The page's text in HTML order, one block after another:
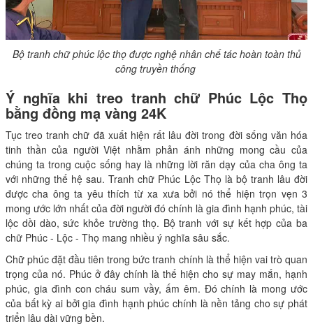
Bộ tranh chữ phúc lộc thọ được nghệ nhân chế tác hoàn toàn thủ
công truyền thống
Ý nghĩa khi treo tranh chữ Phúc Lộc Thọ
bằng đồng mạ vàng 24K
Tục treo tranh chữ đã xuất hiện rất lâu đời trong đời sống văn hóa
tinh thần của người Việt nhằm phản ánh những mong cầu của
chúng ta trong cuộc sống hay là những lời răn dạy của cha ông ta
với những thế hệ sau. Tranh chữ Phúc Lộc Thọ là bộ tranh lâu đời
được cha ông ta yêu thích từ xa xưa bởi nó thể hiện trọn vẹn 3
mong ước lớn nhất của đời người đó chính là gia đình hạnh phúc, tài
lộc dồi dào, sức khỏe trường thọ. Bộ tranh với sự kết hợp của ba
chữ Phúc - Lộc - Thọ mang nhiều ý nghĩa sâu sắc.
Chữ phúc đặt đầu tiên trong bức tranh chính là thể hiện vai trò quan
trọng của nó. Phúc ở đây chính là thế hiện cho sự may mắn, hạnh
phúc, gia đình con cháu sum vầy, ấm êm. Đó chính là mong ước
của bất kỳ ai bởi gia đình hạnh phúc chính là nền tảng cho sự phát
triển lâu dài vững bền.